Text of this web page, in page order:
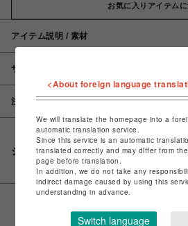
お気に入りアイテム
アイテム説明 / 素材
サイズ
注意事項
シェアする
<About foreign language
We will translate the homepage into a
automatic translation service.
Since this service is an automatic
translated correctly and may differ from
page before translation.
In addition, we do not take any
indirect damage caused by using this
understanding in advance.
Switch language